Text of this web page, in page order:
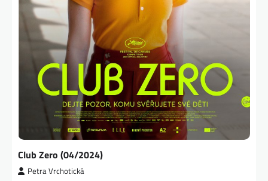
Club Zero (04/2024)
Petra Vrchotická